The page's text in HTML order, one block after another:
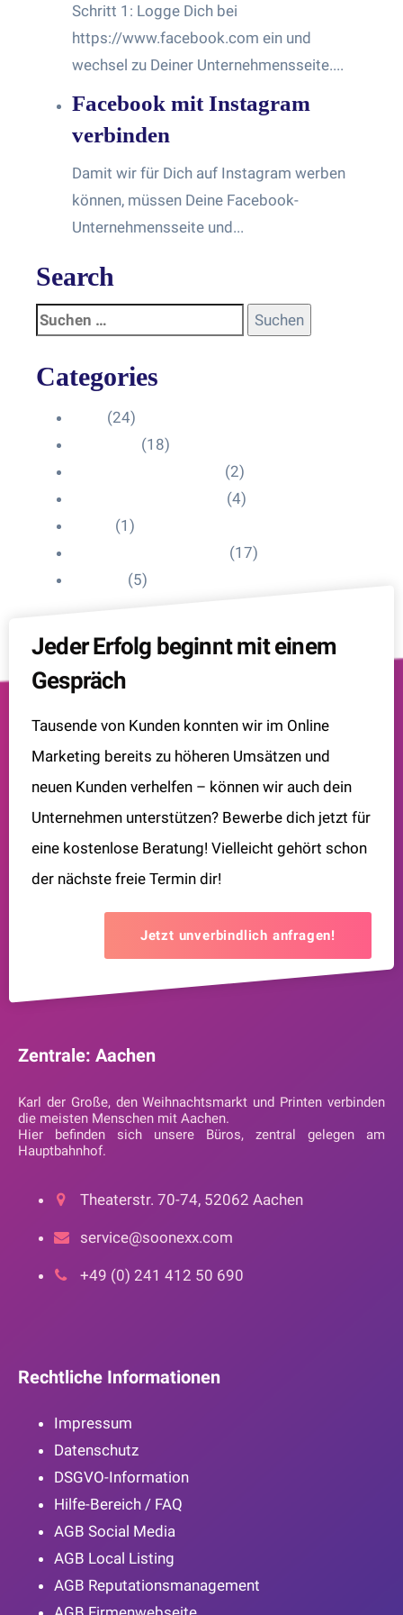
Schritt 1: Logge Dich bei
https://www.facebook.com ein und
wechsel zu Deiner Unternehmensseite....
Facebook mit Instagram
verbinden
Damit wir für Dich auf Instagram werben
können, müssen Deine Facebook-
Unternehmensseite und...
Search
Categories
(24)
(18)
(2)
(4)
(1)
(17)
(5)
Jeder Erfolg beginnt mit einem
Gespräch
Tausende von Kunden konnten wir im Online
Marketing bereits zu höheren Umsätzen und
neuen Kunden verhelfen – können wir auch dein
Unternehmen unterstützen? Bewerbe dich jetzt für
eine kostenlose Beratung! Vielleicht gehört schon
der nächste freie Termin dir!
Jetzt unverbindlich anfragen!
Zentrale: Aachen
Karl der Große, den Weihnachtsmarkt und Printen verbinden
die meisten Menschen mit Aachen.
Hier befinden sich unsere Büros, zentral gelegen am
Hauptbahnhof.
Theaterstr. 70-74, 52062 Aachen
service@soonexx.com
+49 (0) 241 412 50 690
Rechtliche Informationen
Impressum
Datenschutz
DSGVO-Information
Hilfe-Bereich / FAQ
AGB Social Media
AGB Local Listing
AGB Reputationsmanagement